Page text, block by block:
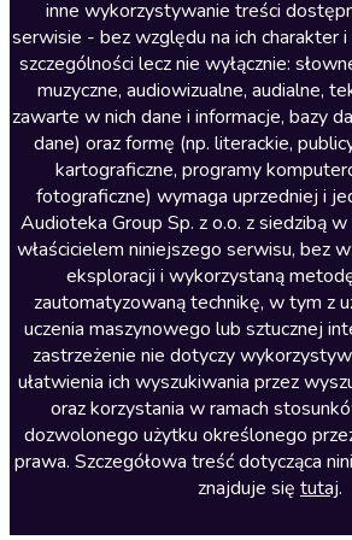
Literatura faktu
Literatura obyczajowa
Literatura piękna obca
Literatura piękna polska
Nagrania relaksacyjne
Nauka języków
Nauki humanistyczne
Podcasty i audycje
Polityka
Prasa
Religia
Romans
inne wykorzystywanie treści
serwisie - bez względu na ich charakter
szczególności lecz nie wyłącznie:
muzyczne, audiowizualne, audialne,
zawarte w nich dane i informacje, bazy
dane) oraz formę (np. literackie,
kartograficzne, programy
fotograficzne) wymaga uprzedniej i
Audioteka Group Sp. z o.o. z siedzibą
właścicielem niniejszego serwisu, bez
eksploracji i wykorzystaną
zautomatyzowaną technikę, w tym z
uczenia maszynowego lub sztucznej
zastrzeżenie nie dotyczy
ułatwienia ich wyszukiwania przez
oraz korzystania w ramach
dozwolonego użytku określonego
prawa. Szczegółowa treść dotycząca
znajduje się tutaj.